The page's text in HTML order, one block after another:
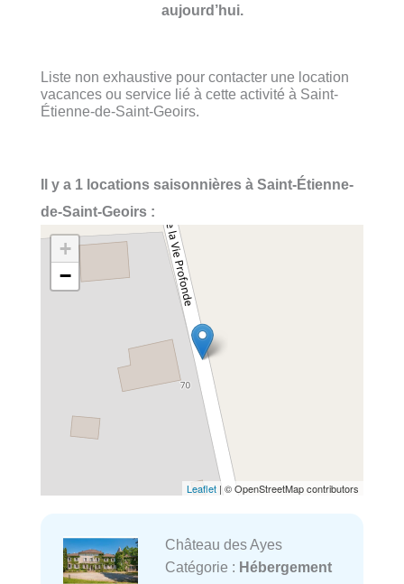
aujourd’hui.
Liste non exhaustive pour contacter une location
vacances ou service lié à cette activité à Saint-
Étienne-de-Saint-Geoirs.
Il y a 1 locations saisonnières à Saint-Étienne-
de-Saint-Geoirs :
+
−
Leaflet | © OpenStreetMap contributors
Château des Ayes
Catégorie : Hébergement